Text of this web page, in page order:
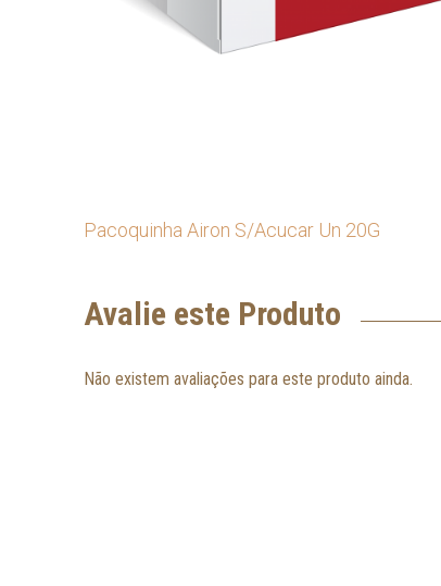
Pacoquinha Airon S/Acucar Un 20G
Avalie este Produto
Não existem avaliações para este produto ainda.